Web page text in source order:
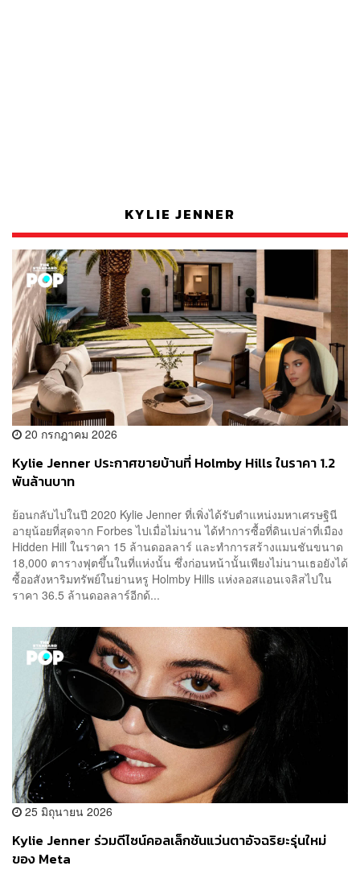
KYLIE JENNER
20 กรกฎาคม 2026
Kylie Jenner ประกาศขายบ้านที่ Holmby Hills ในราคา 1.2
พันล้านบาท
ย้อนกลับไปในปี 2020 Kylie Jenner ที่เพิ่งได้รับตำแหน่งมหาเศรษฐินี
อายุน้อยที่สุดจาก Forbes ไปเมื่อไม่นาน ได้ทำการซื้อที่ดินเปล่าที่เมือง
Hidden Hill ในราคา 15 ล้านดอลลาร์ และทำการสร้างแมนชันขนาด
18,000 ตารางฟุตขึ้นในที่แห่งนั้น ซึ่งก่อนหน้านั้นเพียงไม่นานเธอยังได้
ซื้ออสังหาริมทรัพย์ในย่านหรู Holmby Hills แห่งลอสแอนเจลิสไปใน
ราคา 36.5 ล้านดอลลาร์อีกด้...
25 มิถุนายน 2026
Kylie Jenner ร่วมดีไซน์คอลเล็กชันแว่นตาอัจฉริยะรุ่นใหม่
ของ Meta